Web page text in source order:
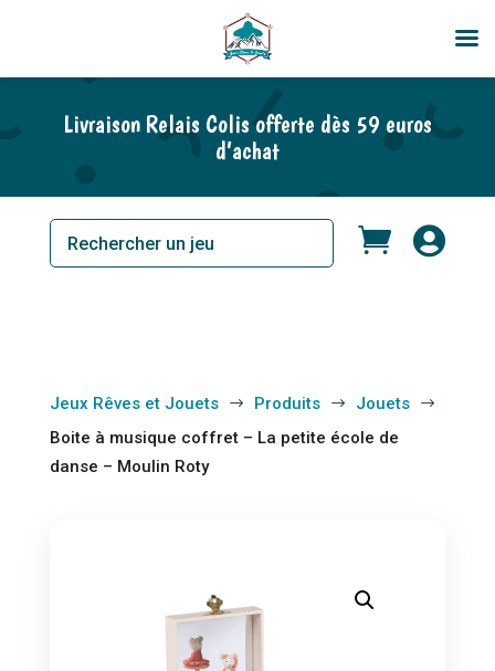
Livraison Relais Colis offerte dès 59 euros
d’achat
 
Jeux Rêves et Jouets $ Produits $ Jouets $
Boite à musique coffret – La petite école de
danse – Moulin Roty